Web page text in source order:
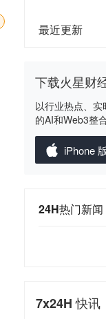
最近更新
下载火星财
以行业热点、
的AI和Web3整
iPhone
24H热门新闻
7x24H快讯